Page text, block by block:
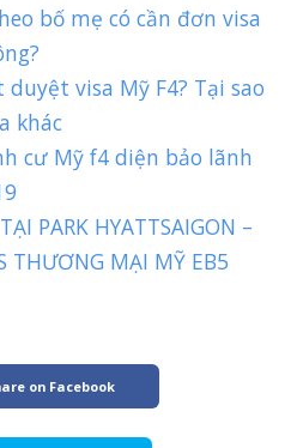
bố mẹ có cần đơn visa
visa Mỹ F4? Tại sao
khác
cư Mỹ f4 diện bảo lãnh
PARK HYATTSAIGON –
MẠI MỸ EB5
on Facebook